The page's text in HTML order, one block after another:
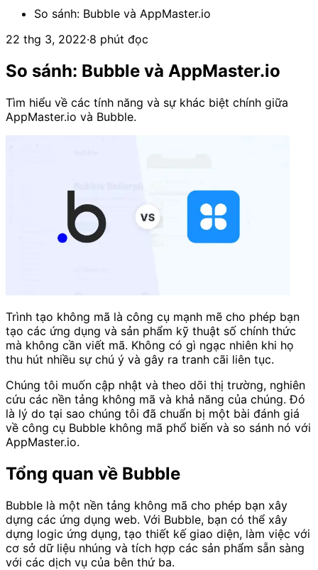
So sánh: Bubble và AppMaster.io
22 thg 3, 2022·8 phút đọc
So sánh: Bubble và AppMaster.io
Tìm hiểu về các tính năng và sự khác biệt chính giữa
AppMaster.io và Bubble.
Trình tạo không mã là công cụ mạnh mẽ cho phép bạn
tạo các ứng dụng và sản phẩm kỹ thuật số chính thức
mà không cần viết mã. Không có gì ngạc nhiên khi họ
thu hút nhiều sự chú ý và gây ra tranh cãi liên tục.
Chúng tôi muốn cập nhật và theo dõi thị trường, nghiên
cứu các nền tảng không mã và khả năng của chúng. Đó
là lý do tại sao chúng tôi đã chuẩn bị một bài đánh giá
về công cụ Bubble không mã phổ biến và so sánh nó với
AppMaster.io.
Tổng quan về Bubble
Bubble là một nền tảng không mã cho phép bạn xây
dựng các ứng dụng web. Với Bubble, bạn có thể xây
dựng logic ứng dụng, tạo thiết kế giao diện, làm việc với
cơ sở dữ liệu nhúng và tích hợp các sản phẩm sẵn sàng
với các dịch vụ của bên thứ ba.